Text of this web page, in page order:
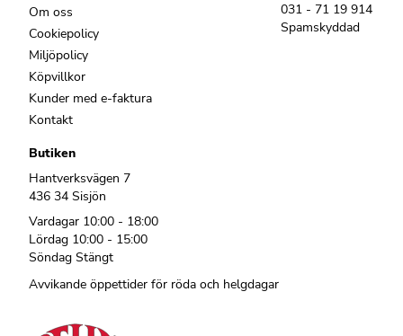
Om oss
Cookiepolicy
Miljöpolicy
Köpvillkor
Kunder med e-faktura
Kontakt
031 - 71 19 914
Spamskyddad
Butiken
Hantverksvägen 7
436 34 Sisjön
Vardagar 10:00 - 18:00
Lördag 10:00 - 15:00
Söndag Stängt
Avvikande öppettider för röda och helgdagar